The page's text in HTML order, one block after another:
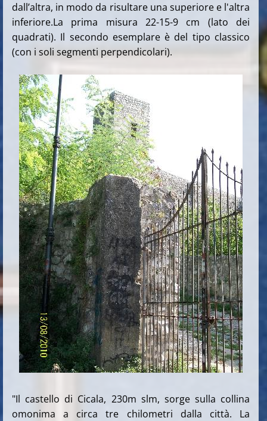
dall’altra, in modo da risultare una superiore e l'altra
inferiore.La prima misura 22-15-9 cm (lato dei
quadrati). Il secondo esemplare è del tipo classico
(con i soli segmenti perpendicolari).
"Il castello di Cicala, 230m slm, sorge sulla collina
omonima a circa tre chilometri dalla città. La